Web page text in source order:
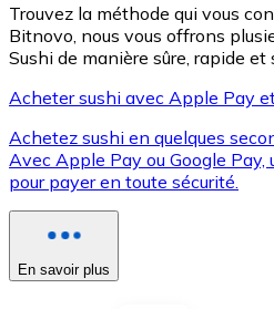
XRP
XRP
Voir toutes
Trouvez la méthode qui vous
Bitnovo, nous vous offrons
Sushi de manière sûre, rapide et
Acheter sushi avec Apple Pay
Achetez sushi en quelques
Avec Apple Pay ou Google
pour payer en toute sécurité.
En savoir plus